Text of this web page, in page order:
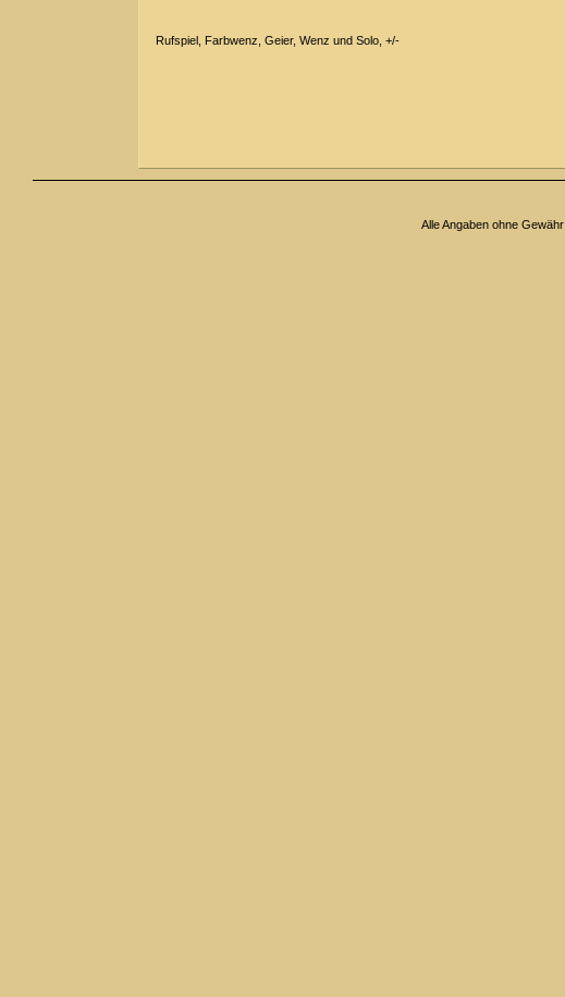
Rufspiel, Farbwenz, Geier, Wenz und Solo, +/-
Alle Angaben ohne Gewähr